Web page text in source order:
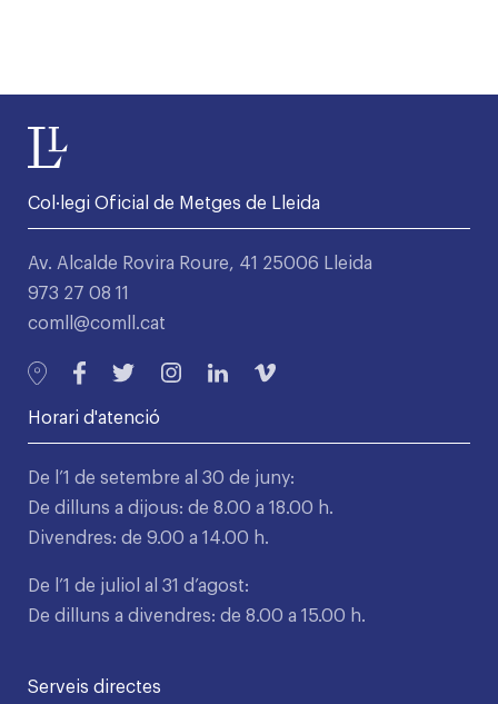
Col·legi Oficial de Metges de Lleida
Av. Alcalde Rovira Roure, 41 25006 Lleida
973 27 08 11
comll@comll.cat
Horari d'atenció
De l’1 de setembre al 30 de juny:
De dilluns a dijous: de 8.00 a 18.00 h.
Divendres: de 9.00 a 14.00 h.
De l’1 de juliol al 31 d’agost:
De dilluns a divendres: de 8.00 a 15.00 h.
Serveis directes